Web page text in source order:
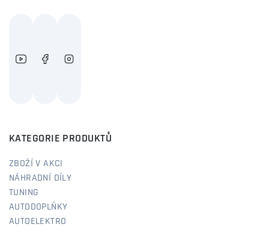
KATEGORIE PRODUKTŮ
ZBOŽÍ V AKCI
NÁHRADNÍ DÍLY
TUNING
AUTODOPLŇKY
AUTOELEKTRO